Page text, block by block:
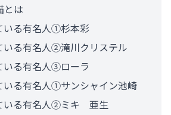
とは
いる有名人①杉本彩
いる有名人②滝川クリステル
いる有名人③ローラ
いる有名人①サンシャイン池崎
いる有名人②ミキ 亜生